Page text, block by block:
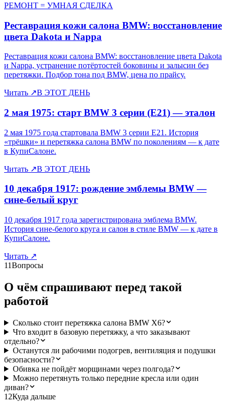
РЕМОНТ = УМНАЯ СДЕЛКА
Реставрация кожи салона BMW: восстановление
цвета Dakota и Nappa
Реставрация кожи салона BMW: восстановление цвета Dakota
и Nappa, устранение потёртостей боковины и залысин без
перетяжки. Подбор тона под BMW, цена по прайсу.
Читать ↗В ЭТОТ ДЕНЬ
2 мая 1975: старт BMW 3 серии (E21) — эталон
2 мая 1975 года стартовала BMW 3 серии E21. История
«трёшки» и перетяжка салона BMW по поколениям — к дате
в КупиСалоне.
Читать ↗В ЭТОТ ДЕНЬ
10 декабря 1917: рождение эмблемы BMW —
сине-белый круг
10 декабря 1917 года зарегистрирована эмблема BMW.
История сине-белого круга и салон в стиле BMW — к дате в
КупиСалоне.
Читать ↗
11Вопросы
О чём спрашивают перед такой
работой
Сколько стоит перетяжка салона BMW X6?
Что входит в базовую перетяжку, а что заказывают
отдельно?
Останутся ли рабочими подогрев, вентиляция и подушки
безопасности?
Обивка не пойдёт морщинами через полгода?
Можно перетянуть только передние кресла или один
диван?
12Куда дальше